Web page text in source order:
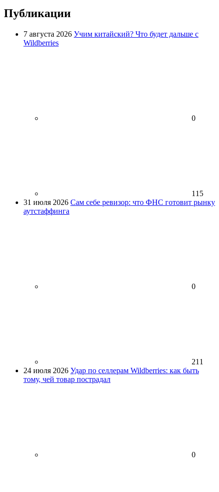
Публикации
7 августа 2026 Учим китайский? Что будет дальше с
Wildberries
0
115
31 июля 2026 Сам себе ревизор: что ФНС готовит рынку
аутстаффинга
0
211
24 июля 2026 Удар по селлерам Wildberries: как быть
тому, чей товар пострадал
0